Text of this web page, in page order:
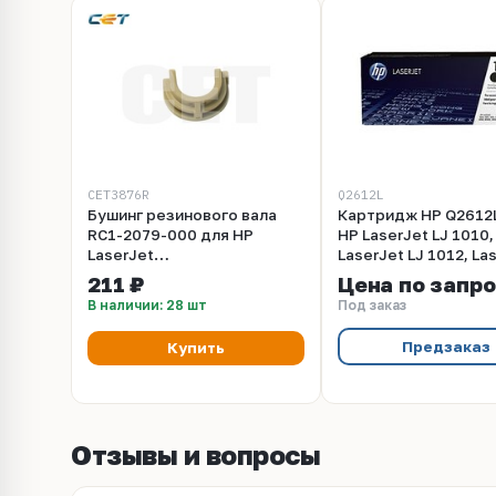
CET3876R
Бушинг резинового вала
RC1-2079-000 для HP
LaserJet
1010/1015/1020/1022
(CET), 2 шт/компл,
CET3876R
211 ₽
В наличии: 28 шт
Купить
Q2612L
Картридж HP
HP LaserJet LJ 1010,
LaserJet LJ 1012,
LJ 1015, LaserJet LJ
LaserJet LJ 3020,
LJ 3030, LaserJet LJ
LaserJet LJ 1020,
LJ 1022 (черный,
Цена по
Под заказ
Предзаказ
Отзывы и вопросы